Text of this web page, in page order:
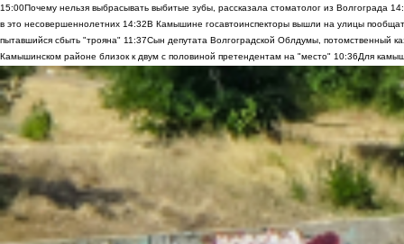
15:00Почему нельзя выбрасывать выбитые зубы, рассказала стоматолог из Волгограда
в это несовершеннолетних 14:32В Камышине госавтоинспекторы вышли на улицы
пытавшийся сбыть "трояна" 11:37Сын депутата Волгоградской Облдумы, потомственный
Камышинском районе близок к двум с половиной претендентам на "место" 10:36Для